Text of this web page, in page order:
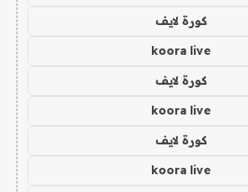
كورة لايف
koora live
كورة لايف
koora live
كورة لايف
koora live